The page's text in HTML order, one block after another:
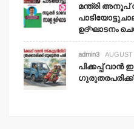
മന്ത്രി അനൂപ്
ഉദ്ഘാടനം
admin3
പിക്കപ്പ് വാന്‍
ഗുരുതരപരിക്ക്